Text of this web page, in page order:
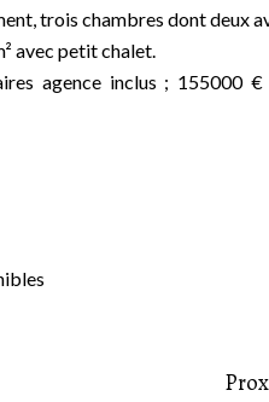
trois chambres dont deux
avec petit chalet.
agence inclus ; 155000